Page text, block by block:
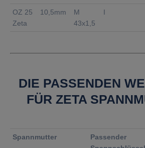
OZ 25
Zeta
10,5mm
M
43x1,5
I
DIE PASSENDEN
FÜR ZETA
Spannmutter
Passender